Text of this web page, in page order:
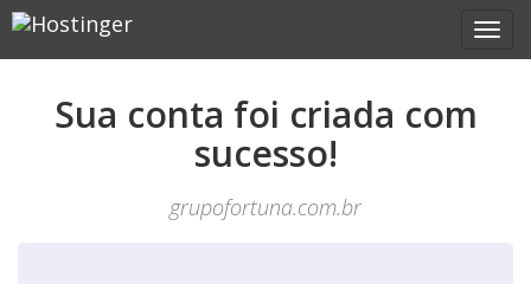
Sua conta foi criada com
sucesso!
grupofortuna.com.br